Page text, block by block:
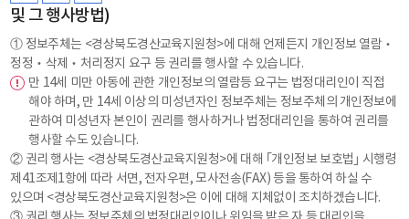
및 그 행사방법)
① 정보주체는 <경상북도경산교육지원청>에 대해 언제든지 개인정보 열람‧
정정‧삭제‧처리정지 요구 등 권리를 행사할 수 있습니다.
만 14세 미만 아동에 관한 개인정보의 열람등 요구는 법정대리인이 직접
해야 하며, 만 14세 이상의 미성년자인 정보주체는 정보주체의 개인정보에
관하여 미성년자 본인이 권리를 행사하거나 법정대리인을 통하여 권리를
행사할 수도 있습니다.
② 권리 행사는 <경상북도경산교육지원청>에 대해 ｢개인정보 보호법｣ 시행령
제41조제1항에 따라 서면, 전자우편, 모사전송(FAX) 등을 통하여 하실 수
있으며 <경상북도경산교육지원청>은 이에 대해 지체없이 조치하겠습니다.